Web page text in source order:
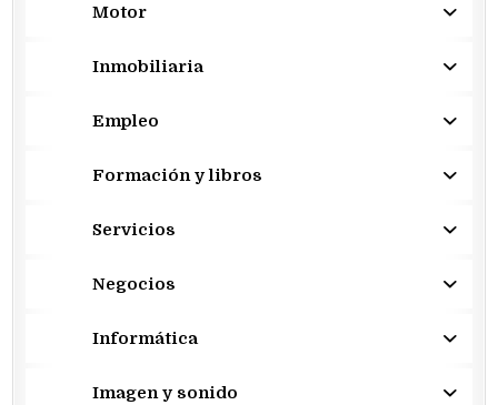
Motor
Inmobiliaria
Empleo
Formación y libros
Servicios
Negocios
Informática
Imagen y sonido